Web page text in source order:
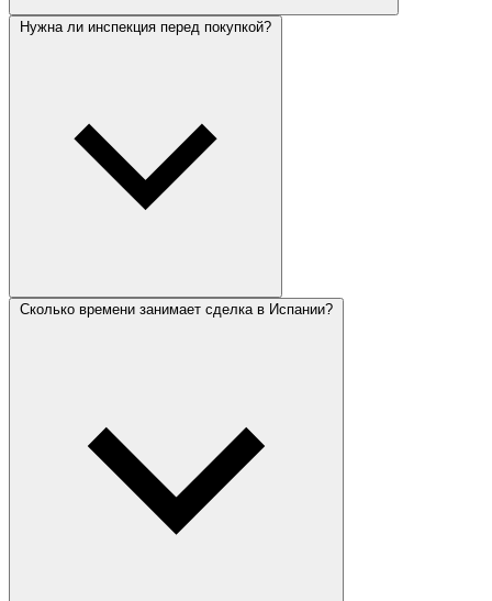
Нужна ли инспекция перед покупкой?
Сколько времени занимает сделка в Испании?